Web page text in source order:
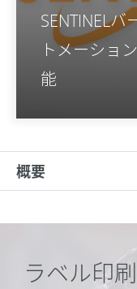
SENTINEL
トメーショ
能
概要
ラベル印